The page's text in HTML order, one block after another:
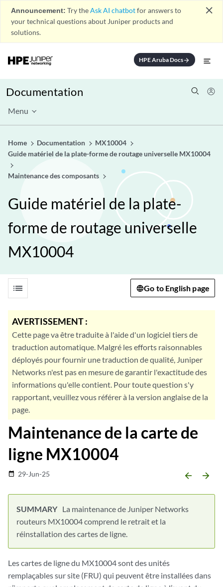
Announcement: Try theAsk AI chatbotfor answers to
your technical questions about Juniper products and
solutions.
close
HPE Aruba Docsarrow_forward
Documentation
Menu
Home Documentation
MX10004
Guide matériel de la plate-forme de routage universelle MX10004
Maintenance des composants
Guide matériel de la plate-
forme de routage universelle
MX10004
list Go to English page
AVERTISSEMENT :
Cette page va être traduite à l'aide d'un logiciel tiers de
traduction automatique. Malgré les efforts raisonnables
déployés pour fournir une traduction de qualité, Juniper
Networks n'est pas en mesure de garantir l'exactitude des
informations qu'elle contient. Pour toute question s'y
rapportant, veuillez vous référer à la version anglaise de la
page.
Maintenance de la carte de
ligne MX10004
date_range 29-Jun-25 arrow_backward arrow_forward
La maintenance de Juniper Networks
routeurs MX10004 comprend le retrait et la
réinstallation des cartes de ligne.
Les cartes de ligne du MX10004 sont des unités
remplaçables sur site (FRU) qui peuvent être installées dans